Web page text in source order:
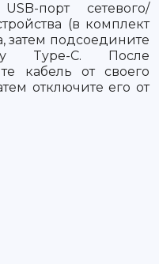
порт сетевого/
(в комплект
затем подсоедините
Type-C. После
кабель от своего
отключите его от